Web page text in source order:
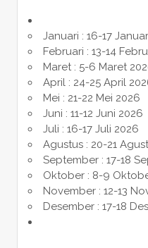
Januari : 16-17
Februari : 13-14
Maret : 5-6 Maret
April : 24-25 April
Mei : 21-22 Mei 2026
Juni : 11-12 Juni 2026
Juli : 16-17 Juli 2026
Agustus : 20-21
September : 17-18
Oktober : 8-9
November : 12-13
Desember : 17-18